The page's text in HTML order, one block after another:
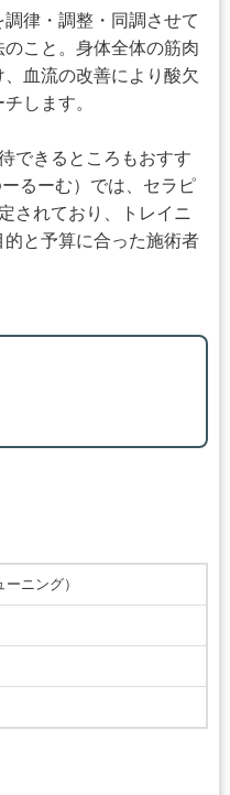
律・調整・同調させて
こと。身体全体の筋肉
血流の改善により酸欠
します。
できるところもおすす
るーむ）では、セラピ
されており、トレイニ
と予算に合った施術者
ニング）